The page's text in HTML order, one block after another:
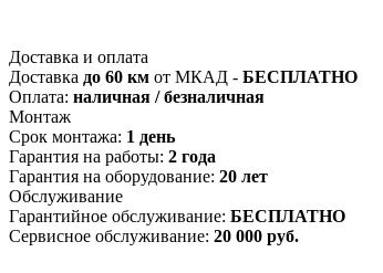
Доставка и оплата
Доставка до 60 км от МКАД - БЕСПЛАТНО
Оплата: наличная / безналичная
Монтаж
Срок монтажа: 1 день
Гарантия на работы: 2 года
Гарантия на оборудование: 20 лет
Обслуживание
Гарантийное обслуживание: БЕСПЛАТНО
Сервисное обслуживание: 20 000 руб.